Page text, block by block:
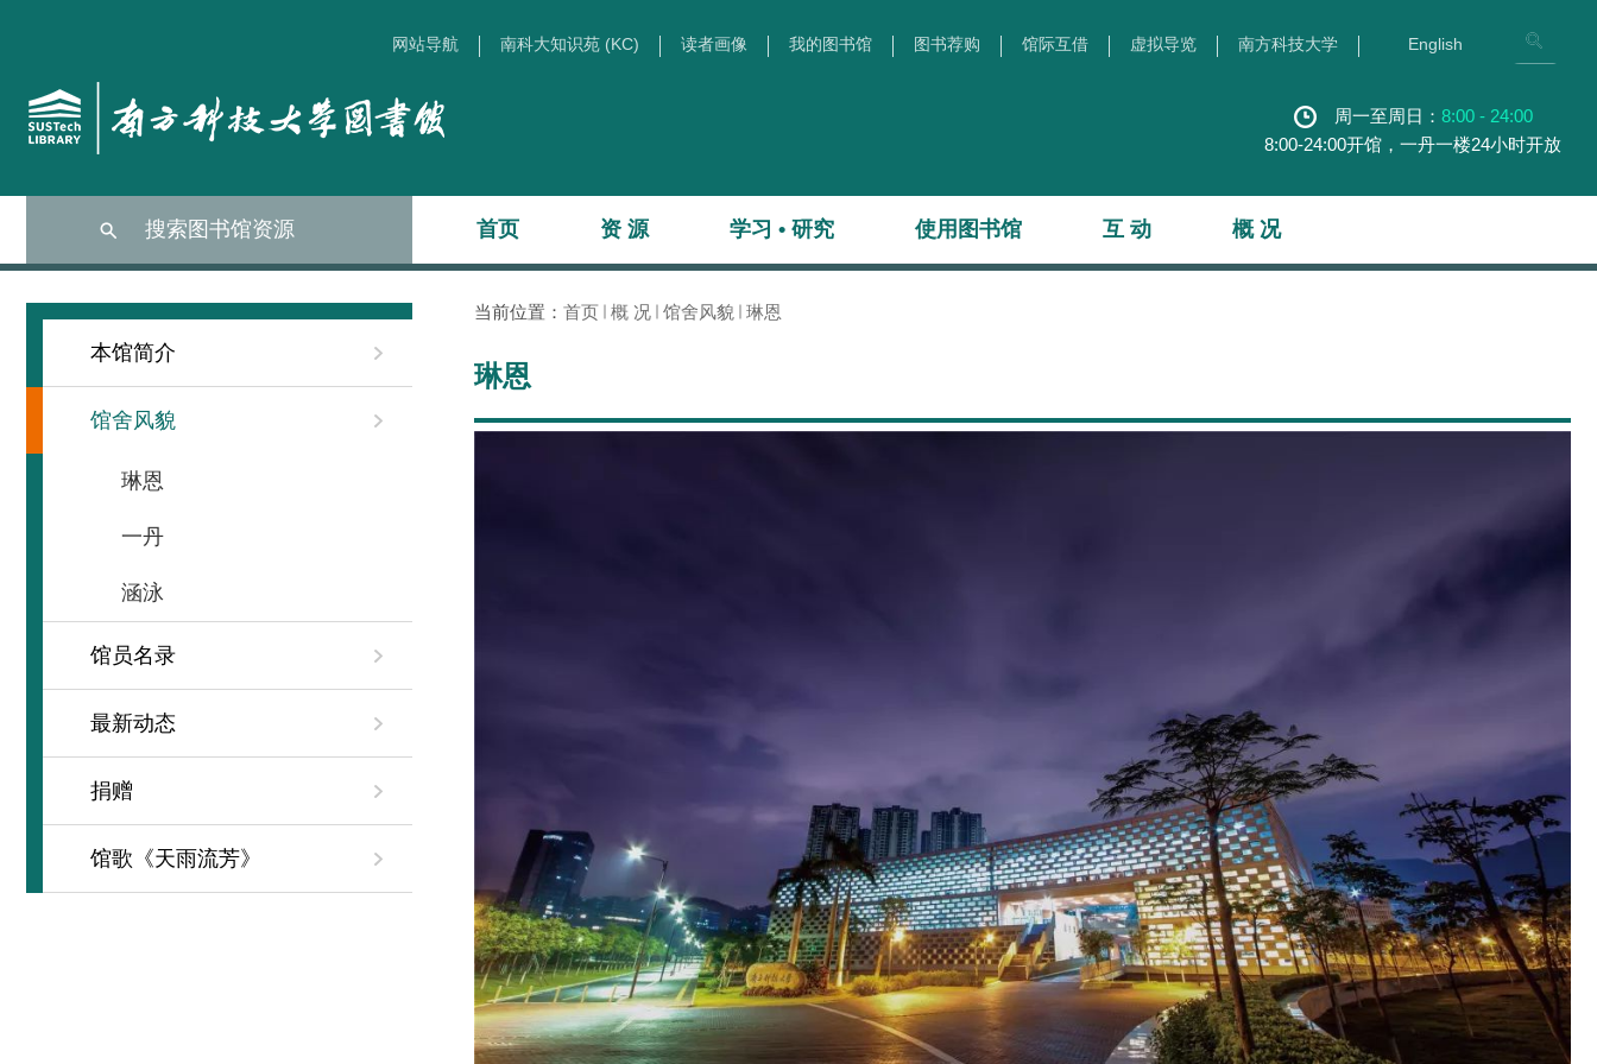
网站导航 南科大知识苑 (KC) 读者画像 我的图书馆 图书荐购 馆际互借 虚拟导览 南方科技大学 English
周一至周日： 8:00 - 24:00
8:00-24:00开馆，一丹一楼24小时开放
搜索图书馆资源 首页 资 源 学习 • 研究 使用图书馆 互 动 概 况
本馆简介
馆舍风貌
琳恩
一丹
涵泳
馆员名录
最新动态
捐赠
馆歌《天雨流芳》
当前位置： 首页 概 况 馆舍风貌 琳恩
琳恩